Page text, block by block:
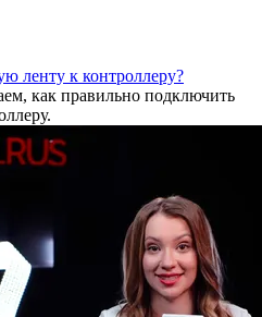
ленту к контроллеру?
как правильно подключить